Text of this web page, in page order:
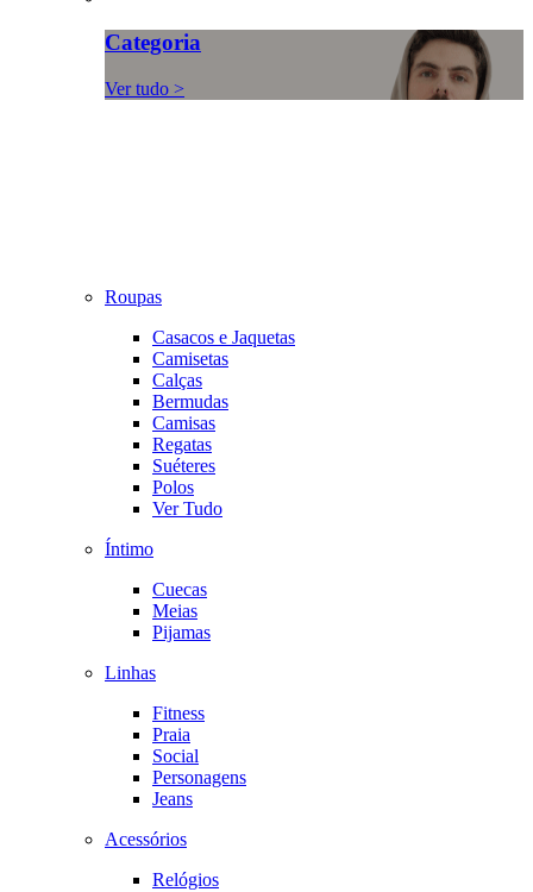
Categoria
Ver tudo >
Roupas
Casacos e Jaquetas
Camisetas
Calças
Bermudas
Camisas
Regatas
Suéteres
Polos
Ver Tudo
Íntimo
Cuecas
Meias
Pijamas
Linhas
Fitness
Praia
Social
Personagens
Jeans
Acessórios
Relógios